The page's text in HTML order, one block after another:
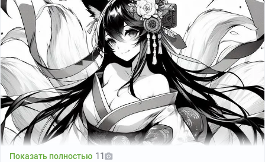
Показать полностью 11